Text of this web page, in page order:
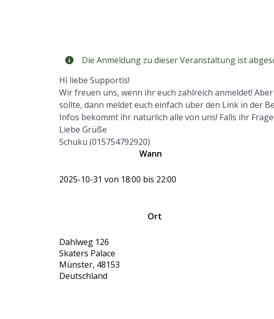
Die Anmeldung zu dieser Veranstaltung ist
Hi liebe Supportis!
Wir freuen uns, wenn ihr euch zahlreich anmeldet!
sollte, dann meldet euch einfach über den Link in der
Infos bekommt ihr natürlich alle von uns! Falls ihr
Liebe Grüße
Schuku (015754792920)
Wann
2025-10-31 von 18:00 bis 22:00
Ort
Dahlweg 126
Skaters Palace
Münster, 48153
Deutschland